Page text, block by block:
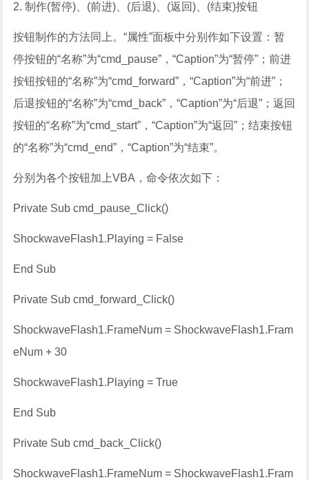
2. 制作(暂停)、(前进)、(后退)、(返回)、(结束)按钮
按钮制作的方法同上。“属性”面板中分别作如下设置：暂
停按钮的“名称”为“cmd_pause”，“Caption”为“暂停”；前进
按钮按钮的“名称”为“cmd_forward”，“Caption”为“前进”；
后退按钮的“名称”为“cmd_back”，“Caption”为“后退”；返回
按钮的“名称”为“cmd_start”，“Caption”为“返回”；结束按钮
的“名称”为“cmd_end”，“Caption”为“结束”。
分别为各个按钮加上VBA，命令依次如下：
Private Sub cmd_pause_Click()
ShockwaveFlash1.Playing = False
End Sub
Private Sub cmd_forward_Click()
ShockwaveFlash1.FrameNum = ShockwaveFlash1.Fram
eNum + 30
ShockwaveFlash1.Playing = True
End Sub
Private Sub cmd_back_Click()
ShockwaveFlash1.FrameNum = ShockwaveFlash1.Fram